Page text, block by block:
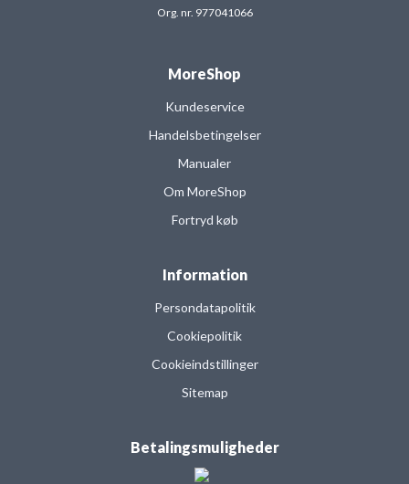
Org. nr. 977041066
MoreShop
Kundeservice
Handelsbetingelser
Manualer
Om MoreShop
Fortryd køb
Information
Persondatapolitik
Cookiepolitik
Cookieindstillinger
Sitemap
Betalingsmuligheder